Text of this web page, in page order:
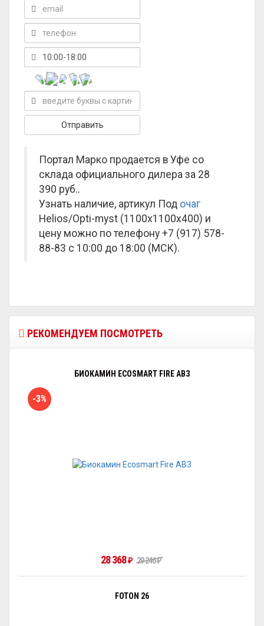
Портал Марко продается в Уфе со
склада официального дилера за 28
390 руб..
Узнать наличие, артикул Под очаг
Helios/Opti-myst (1100x1100x400) и
цену можно по телефону +7 (917) 578-
88-83 с 10:00 до 18:00 (МСК).
РЕКОМЕНДУЕМ ПОСМОТРЕТЬ
БИОКАМИН ECOSMART FIRE AB3
-3%
28 368₽ 29 246₽
FOTON 26